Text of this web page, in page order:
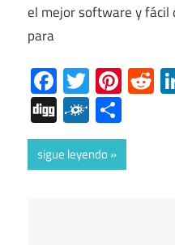
el mejor software y fácil
para
Facebook
Twitter
DiggFolkd
sigue leyendo